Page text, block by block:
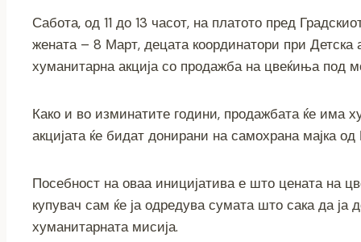
c
e
o
o
tt
er
ss
e
g
er
er e
gr
m
at
s
p
p
p
y
n
k
ai
l
Сабота, од 11 до 13 часот, на платото пред
жената – 8 Март, децата координатори при
хуманитарна акција со продажба на цвеќиња под
Како и во изминатите години, продажбата ќе има
акцијата ќе бидат донирани на самохрана мајка
Посебност на оваа иницијатива е што цената на
купувач сам ќе ја одредува сумата што сака да ја
хуманитарната мисија.